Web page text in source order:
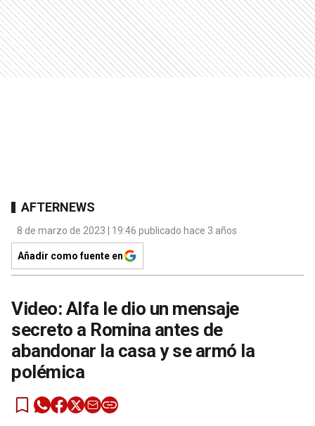
AFTERNEWS
8 de marzo de 2023 | 19:46 publicado hace 3 años
Añadir como fuente en
Video: Alfa le dio un mensaje
secreto a Romina antes de
abandonar la casa y se armó la
polémica